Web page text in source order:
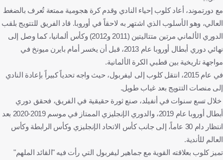
مع دورتموند، أعاد كلوب إحياء النادي وقدم كرة هجومية ممتعة تُعرف بالضغط
العالي، وهو الأسلوب الذي اشتهر به لاحقاً في أوروبا. قاد الفريق للتتويج بلقب
الدوري الألماني مرتين متتاليتين (2011 و2012) وكأس ألمانيا، كما وصل إلى
نهائي دوري أبطال أوروبا عام 2013، قبل أن يخسر أمام بايرن ميونخ في
مواجهة تاريخية بين قطبي الكرة الألمانية.
في عام 2015، انتقل كلوب إلى ليفربول، حيث واجه تحدياً كبيراً بإعادة النادي
إلى منصات التتويج بعد غياب طويل.
خلال تسع سنوات في أنفيلد، صنع ثورة حقيقية في الفريق، فحقق دوري
أبطال أوروبا عام 2019، والدوري الإنجليزي الممتاز في موسم 2019-2020 بعد
انتظار دام 30 عاماً، إلى جانب كأس الاتحاد الإنجليزي وكأس الرابطة وكأس
العالم للأندية.
تميز كلوب بعلاقته القوية مع جماهير ليفربول التي رأت فيه "القائد الملهم"